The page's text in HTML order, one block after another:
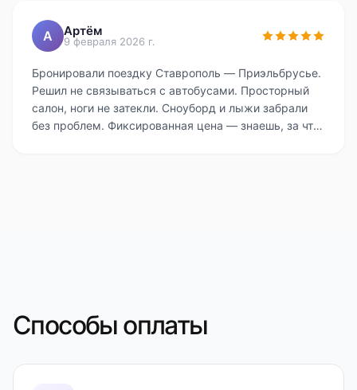
А Артём
9 февраля 2026 г.
Бронировали поездку Ставрополь — Приэльбрусье.
Решил не связываться с автобусами. Просторный
салон, ноги не затекли. Сноуборд и лыжи забрали
без проблем. Фиксированная цена — знаешь, за что
Способы оплаты